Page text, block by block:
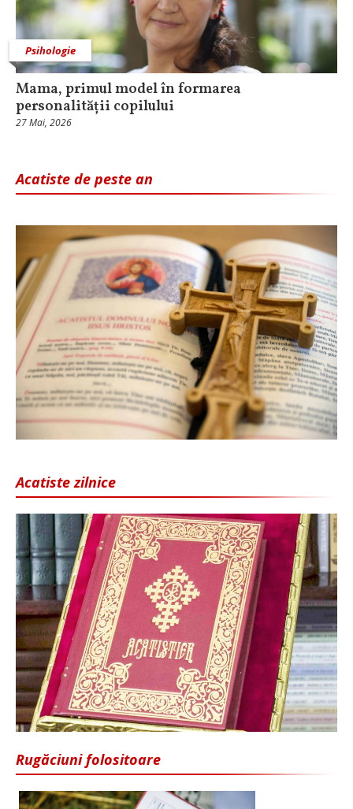
Psihologie
Mama, primul model în formarea
personalității copilului
27 Mai, 2026
Acatiste de peste an
Acatiste zilnice
Rugăciuni folositoare